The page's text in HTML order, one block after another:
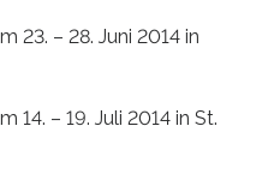
23. – 28. Juni 2014 in
14. – 19. Juli 2014 in St.